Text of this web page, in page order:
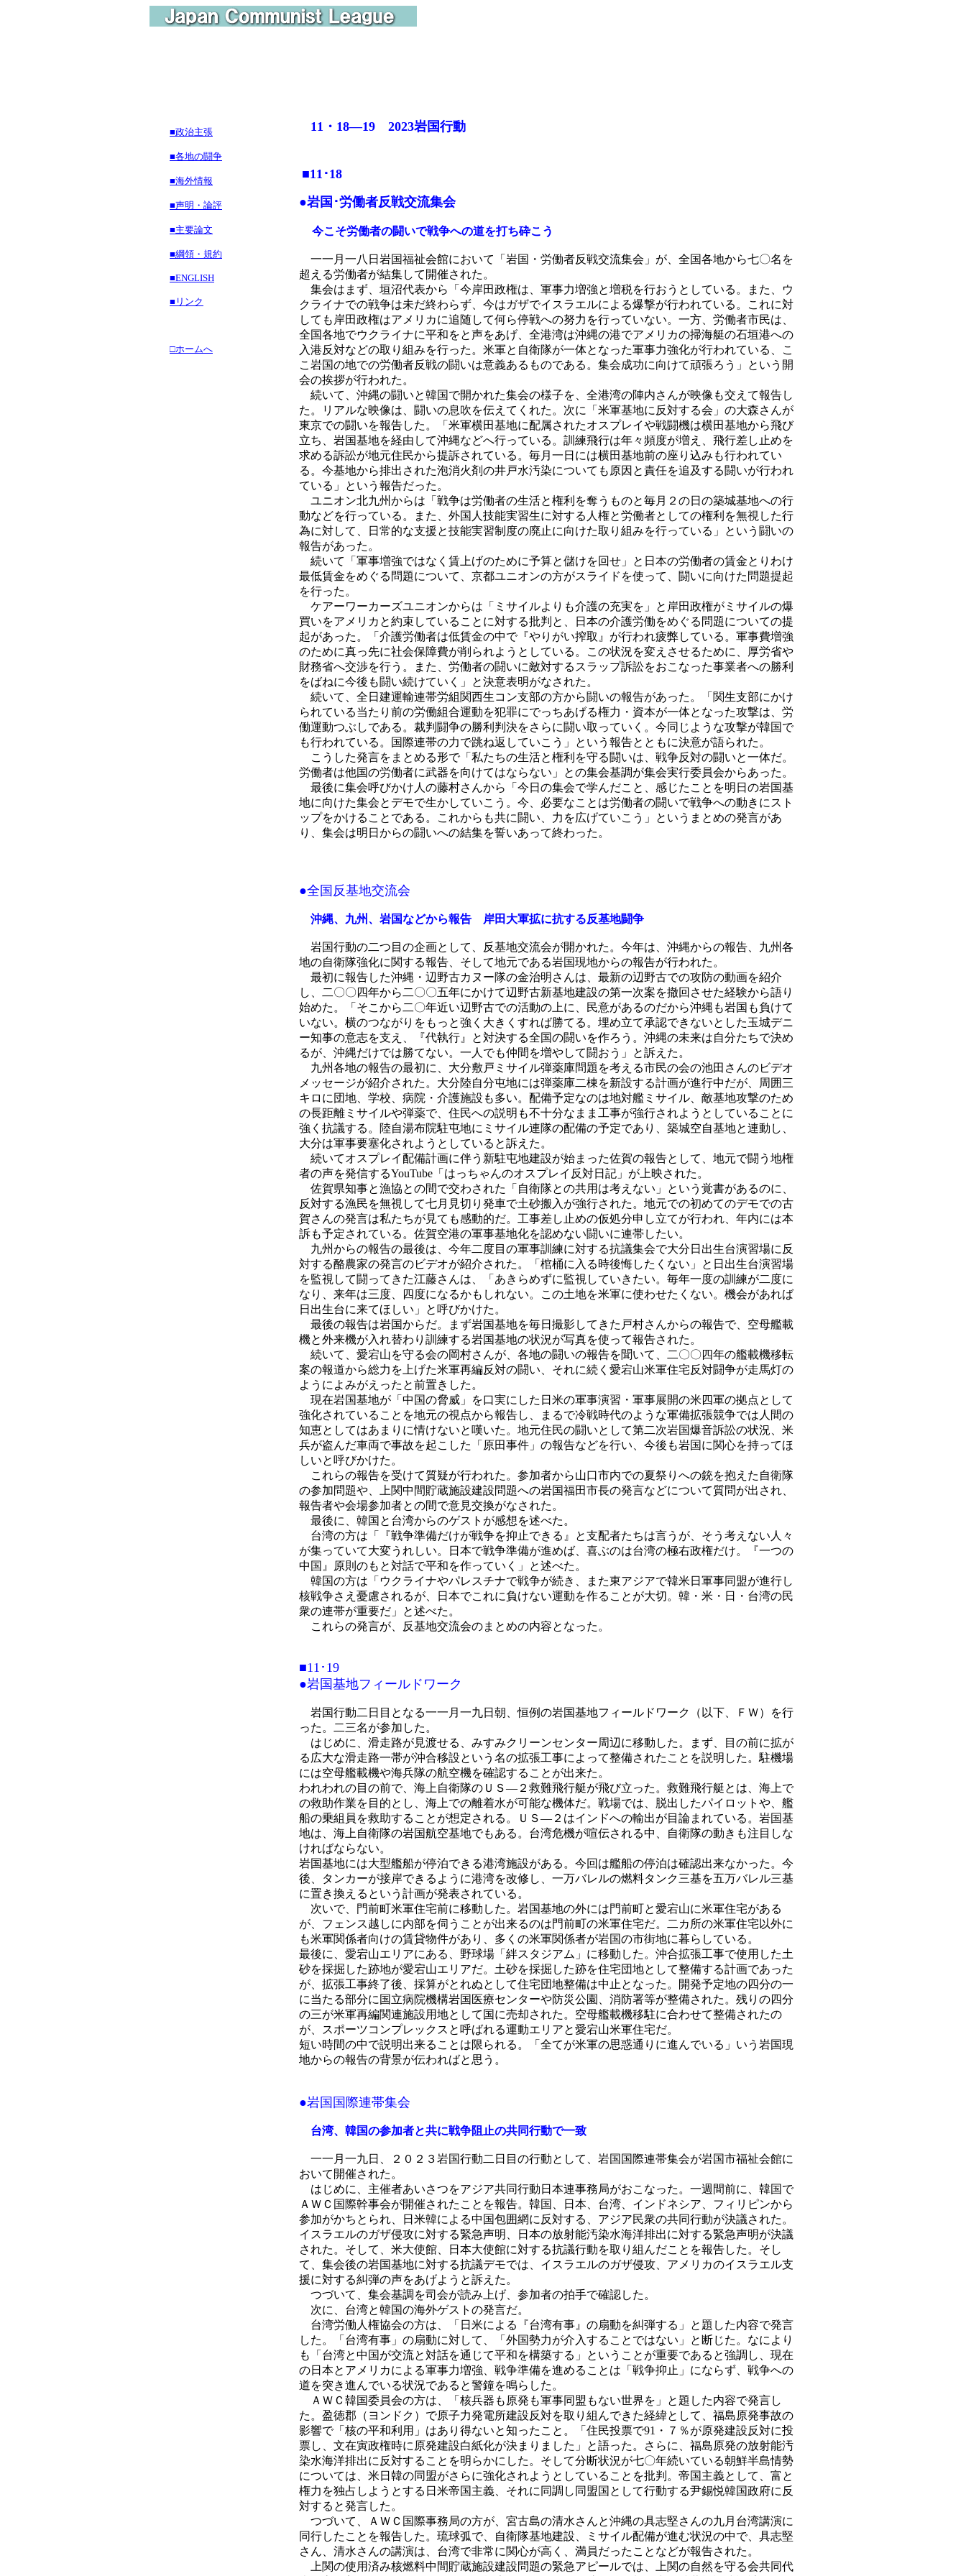
■政治主張
■各地の闘争
■海外情報
■声明・論評
■主要論文
■綱領・規約
■ENGLISH
■リンク
□ホームへ
11・18―19 2023岩国行動
■11･18
●岩国･労働者反戦交流集会
今こそ労働者の闘いで戦争への道を打ち砕こう
一一月一八日岩国福祉会館において「岩国・労働者反戦交流集会」が、全国各地から七〇名を
超える労働者が結集して開催された。
集会はまず、垣沼代表から「今岸田政権は、軍事力増強と増税を行おうとしている。また、ウ
クライナでの戦争は未だ終わらず、今はガザでイスラエルによる爆撃が行われている。これに対
しても岸田政権はアメリカに追随して何ら停戦への努力を行っていない。一方、労働者市民は、
全国各地でウクライナに平和をと声をあげ、全港湾は沖縄の港でアメリカの掃海艇の石垣港への
入港反対などの取り組みを行った。米軍と自衛隊が一体となった軍事力強化が行われている、こ
こ岩国の地での労働者反戦の闘いは意義あるものである。集会成功に向けて頑張ろう」という開
会の挨拶が行われた。
続いて、沖縄の闘いと韓国で開かれた集会の様子を、全港湾の陣内さんが映像も交えて報告し
た。リアルな映像は、闘いの息吹を伝えてくれた。次に「米軍基地に反対する会」の大森さんが
東京での闘いを報告した。「米軍横田基地に配属されたオスプレイや戦闘機は横田基地から飛び
立ち、岩国基地を経由して沖縄などへ行っている。訓練飛行は年々頻度が増え、飛行差し止めを
求める訴訟が地元住民から提訴されている。毎月一日には横田基地前の座り込みも行われてい
る。今基地から排出された泡消火剤の井戸水汚染についても原因と責任を追及する闘いが行われ
ている」という報告だった。
ユニオン北九州からは「戦争は労働者の生活と権利を奪うものと毎月２の日の築城基地への行
動などを行っている。また、外国人技能実習生に対する人権と労働者としての権利を無視した行
為に対して、日常的な支援と技能実習制度の廃止に向けた取り組みを行っている」という闘いの
報告があった。
続いて「軍事増強ではなく賃上げのために予算と儲けを回せ」と日本の労働者の賃金とりわけ
最低賃金をめぐる問題について、京都ユニオンの方がスライドを使って、闘いに向けた問題提起
を行った。
ケアーワーカーズユニオンからは「ミサイルよりも介護の充実を」と岸田政権がミサイルの爆
買いをアメリカと約束していることに対する批判と、日本の介護労働をめぐる問題についての提
起があった。「介護労働者は低賃金の中で『やりがい搾取』が行われ疲弊している。軍事費増強
のために真っ先に社会保障費が削られようとしている。この状況を変えさせるために、厚労省や
財務省へ交渉を行う。また、労働者の闘いに敵対するスラップ訴訟をおこなった事業者への勝利
をばねに今後も闘い続けていく」と決意表明がなされた。
続いて、全日建運輸連帯労組関西生コン支部の方から闘いの報告があった。「関生支部にかけ
られている当たり前の労働組合運動を犯罪にでっちあげる権力・資本が一体となった攻撃は、労
働運動つぶしである。裁判闘争の勝利判決をさらに闘い取っていく。今同じような攻撃が韓国で
も行われている。国際連帯の力で跳ね返していこう」という報告とともに決意が語られた。
こうした発言をまとめる形で「私たちの生活と権利を守る闘いは、戦争反対の闘いと一体だ。
労働者は他国の労働者に武器を向けてはならない」との集会基調が集会実行委員会からあった。
最後に集会呼びかけ人の藤村さんから「今日の集会で学んだこと、感じたことを明日の岩国基
地に向けた集会とデモで生かしていこう。今、必要なことは労働者の闘いで戦争への動きにスト
ップをかけることである。これからも共に闘い、力を広げていこう」というまとめの発言があ
り、集会は明日からの闘いへの結集を誓いあって終わった。
●全国反基地交流会
沖縄、九州、岩国などから報告 岸田大軍拡に抗する反基地闘争
岩国行動の二つ目の企画として、反基地交流会が開かれた。今年は、沖縄からの報告、九州各
地の自衛隊強化に関する報告、そして地元である岩国現地からの報告が行われた。
最初に報告した沖縄・辺野古カヌー隊の金治明さんは、最新の辺野古での攻防の動画を紹介
し、二〇〇四年から二〇〇五年にかけて辺野古新基地建設の第一次案を撤回させた経験から語り
始めた。「そこから二〇年近い辺野古での活動の上に、民意があるのだから沖縄も岩国も負けて
いない。横のつながりをもっと強く大きくすれば勝てる。埋め立て承認できないとした玉城デニ
ー知事の意志を支え、『代執行』と対決する全国の闘いを作ろう。沖縄の未来は自分たちで決め
るが、沖縄だけでは勝てない。一人でも仲間を増やして闘おう」と訴えた。
九州各地の報告の最初に、大分敷戸ミサイル弾薬庫問題を考える市民の会の池田さんのビデオ
メッセージが紹介された。大分陸自分屯地には弾薬庫二棟を新設する計画が進行中だが、周囲三
キロに団地、学校、病院・介護施設も多い。配備予定なのは地対艦ミサイル、敵基地攻撃のため
の長距離ミサイルや弾薬で、住民への説明も不十分なまま工事が強行されようとしていることに
強く抗議する。陸自湯布院駐屯地にミサイル連隊の配備の予定であり、築城空自基地と連動し、
大分は軍事要塞化されようとしていると訴えた。
続いてオスプレイ配備計画に伴う新駐屯地建設が始まった佐賀の報告として、地元で闘う地権
者の声を発信するYouTube「はっちゃんのオスプレイ反対日記」が上映された。
佐賀県知事と漁協との間で交わされた「自衛隊との共用は考えない」という覚書があるのに、
反対する漁民を無視して七月見切り発車で土砂搬入が強行された。地元での初めてのデモでの古
賀さんの発言は私たちが見ても感動的だ。工事差し止めの仮処分申し立てが行われ、年内には本
訴も予定されている。佐賀空港の軍事基地化を認めない闘いに連帯したい。
九州からの報告の最後は、今年二度目の軍事訓練に対する抗議集会で大分日出生台演習場に反
対する酪農家の発言のビデオが紹介された。「棺桶に入る時後悔したくない」と日出生台演習場
を監視して闘ってきた江藤さんは、「あきらめずに監視していきたい。毎年一度の訓練が二度に
なり、来年は三度、四度になるかもしれない。この土地を米軍に使わせたくない。機会があれば
日出生台に来てほしい」と呼びかけた。
最後の報告は岩国からだ。まず岩国基地を毎日撮影してきた戸村さんからの報告で、空母艦載
機と外来機が入れ替わり訓練する岩国基地の状況が写真を使って報告された。
続いて、愛宕山を守る会の岡村さんが、各地の闘いの報告を聞いて、二〇〇四年の艦載機移転
案の報道から総力を上げた米軍再編反対の闘い、それに続く愛宕山米軍住宅反対闘争が走馬灯の
ようによみがえったと前置きした。
現在岩国基地が「中国の脅威」を口実にした日米の軍事演習・軍事展開の米四軍の拠点として
強化されていることを地元の視点から報告し、まるで冷戦時代のような軍備拡張競争では人間の
知恵としてはあまりに情けないと嘆いた。地元住民の闘いとして第二次岩国爆音訴訟の状況、米
兵が盗んだ車両で事故を起こした「原田事件」の報告などを行い、今後も岩国に関心を持ってほ
しいと呼びかけた。
これらの報告を受けて質疑が行われた。参加者から山口市内での夏祭りへの銃を抱えた自衛隊
の参加問題や、上関中間貯蔵施設建設問題への岩国福田市長の発言などについて質問が出され、
報告者や会場参加者との間で意見交換がなされた。
最後に、韓国と台湾からのゲストが感想を述べた。
台湾の方は「『戦争準備だけが戦争を抑止できる』と支配者たちは言うが、そう考えない人々
が集っていて大変うれしい。日本で戦争準備が進めば、喜ぶのは台湾の極右政権だけ。『一つの
中国』原則のもと対話で平和を作っていく」と述べた。
韓国の方は「ウクライナやパレスチナで戦争が続き、また東アジアで韓米日軍事同盟が進行し
核戦争さえ憂慮されるが、日本でこれに負けない運動を作ることが大切。韓・米・日・台湾の民
衆の連帯が重要だ」と述べた。
これらの発言が、反基地交流会のまとめの内容となった。
■11･19
●岩国基地フィールドワーク
岩国行動二日目となる一一月一九日朝、恒例の岩国基地フィールドワーク（以下、ＦＷ）を行
った。二三名が参加した。
はじめに、滑走路が見渡せる、みすみクリーンセンター周辺に移動した。まず、目の前に拡が
る広大な滑走路一帯が沖合移設という名の拡張工事によって整備されたことを説明した。駐機場
には空母艦載機や海兵隊の航空機を確認することが出来た。
われわれの目の前で、海上自衛隊のＵＳ―２救難飛行艇が飛び立った。救難飛行艇とは、海上で
の救助作業を目的とし、海上での離着水が可能な機体だ。戦場では、脱出したパイロットや、艦
船の乗組員を救助することが想定される。ＵＳ―２はインドへの輸出が目論まれている。岩国基
地は、海上自衛隊の岩国航空基地でもある。台湾危機が喧伝される中、自衛隊の動きも注目しな
ければならない。
岩国基地には大型艦船が停泊できる港湾施設がある。今回は艦船の停泊は確認出来なかった。今
後、タンカーが接岸できるように港湾を改修し、一万バレルの燃料タンク三基を五万バレル三基
に置き換えるという計画が発表されている。
次いで、門前町米軍住宅前に移動した。岩国基地の外には門前町と愛宕山に米軍住宅がある
が、フェンス越しに内部を伺うことが出来るのは門前町の米軍住宅だ。二カ所の米軍住宅以外に
も米軍関係者向けの賃貸物件があり、多くの米軍関係者が岩国の市街地に暮らしている。
最後に、愛宕山エリアにある、野球場「絆スタジアム」に移動した。沖合拡張工事で使用した土
砂を採掘した跡地が愛宕山エリアだ。土砂を採掘した跡を住宅団地として整備する計画であった
が、拡張工事終了後、採算がとれぬとして住宅団地整備は中止となった。開発予定地の四分の一
に当たる部分に国立病院機構岩国医療センターや防災公園、消防署等が整備された。残りの四分
の三が米軍再編関連施設用地として国に売却された。空母艦載機移駐に合わせて整備されたの
が、スポーツコンプレックスと呼ばれる運動エリアと愛宕山米軍住宅だ。
短い時間の中で説明出来ることは限られる。「全てが米軍の思惑通りに進んでいる」いう岩国現
地からの報告の背景が伝わればと思う。
●岩国国際連帯集会
台湾、韓国の参加者と共に戦争阻止の共同行動で一致
一一月一九日、２０２３岩国行動二日目の行動として、岩国国際連帯集会が岩国市福祉会館に
おいて開催された。
はじめに、主催者あいさつをアジア共同行動日本連事務局がおこなった。一週間前に、韓国で
ＡＷＣ国際幹事会が開催されたことを報告。韓国、日本、台湾、インドネシア、フィリピンから
参加がかちとられ、日米韓による中国包囲網に反対する、アジア民衆の共同行動が決議された。
イスラエルのガザ侵攻に対する緊急声明、日本の放射能汚染水海洋排出に対する緊急声明が決議
された。そして、米大使館、日本大使館に対する抗議行動を取り組んだことを報告した。そし
て、集会後の岩国基地に対する抗議デモでは、イスラエルのガザ侵攻、アメリカのイスラエル支
援に対する糾弾の声をあげようと訴えた。
つづいて、集会基調を司会が読み上げ、参加者の拍手で確認した。
次に、台湾と韓国の海外ゲストの発言だ。
台湾労働人権協会の方は、「日米による『台湾有事』の扇動を糾弾する」と題した内容で発言
した。「台湾有事」の扇動に対して、「外国勢力が介入することではない」と断じた。なにより
も「台湾と中国が交流と対話を通じて平和を構築する」ということが重要であると強調し、現在
の日本とアメリカによる軍事力増強、戦争準備を進めることは「戦争抑止」にならず、戦争への
道を突き進んでいる状況であると警鐘を鳴らした。
ＡＷＣ韓国委員会の方は、「核兵器も原発も軍事同盟もない世界を」と題した内容で発言し
た。盈徳郡（ヨンドク）で原子力発電所建設反対を取り組んできた経緯として、福島原発事故の
影響で「核の平和利用」はあり得ないと知ったこと。「住民投票で91・７％が原発建設反対に投
票し、文在寅政権時に原発建設白紙化が決まりました」と語った。さらに、福島原発の放射能汚
染水海洋排出に反対することを明らかにした。そして分断状況が七〇年続いている朝鮮半島情勢
については、米日韓の同盟がさらに強化されようとしていることを批判。帝国主義として、富と
権力を独占しようとする日米帝国主義、それに同調し同盟国として行動する尹錫悦韓国政府に反
対すると発言した。
つづいて、ＡＷＣ国際事務局の方が、宮古島の清水さんと沖縄の具志堅さんの九月台湾講演に
同行したことを報告した。琉球弧で、自衛隊基地建設、ミサイル配備が進む状況の中で、具志堅
さん、清水さんの講演は、台湾で非常に関心が高く、満員だったことなどが報告された。
上関の使用済み核燃料中間貯蔵施設建設問題の緊急アピールでは、上関の自然を守る会共同代